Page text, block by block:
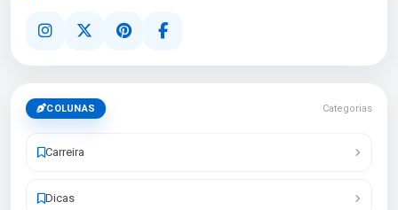
COLUNAS Categorias
Carreira
Dicas